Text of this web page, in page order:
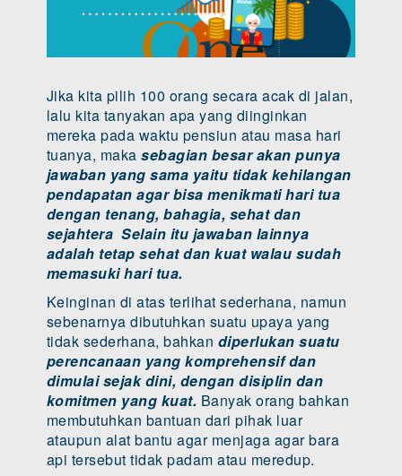
Jika kita pilih 100 orang secara acak di jalan,
lalu kita tanyakan apa yang diinginkan
mereka pada waktu pensiun atau masa hari
tuanya, makasebagian besar akan punya
jawaban yang sama yaitu tidak kehilangan
pendapatan agar bisa menikmati hari tua
dengan tenang, bahagia, sehat dan
sejahtera Selain itu jawaban lainnya
adalah tetap sehat dan kuat walau sudah
memasuki hari tua.
Keinginan di atas terlihat sederhana, namun
sebenarnya dibutuhkan suatu upaya yang
tidak sederhana, bahkan diperlukan suatu
perencanaan yang komprehensif dan
dimulai sejak dini, dengan disiplin dan
komitmen yang kuat. Banyak orang bahkan
membutuhkan bantuan dari pihak luar
ataupun alat bantu agar menjaga agar bara
api tersebut tidak padam atau meredup.